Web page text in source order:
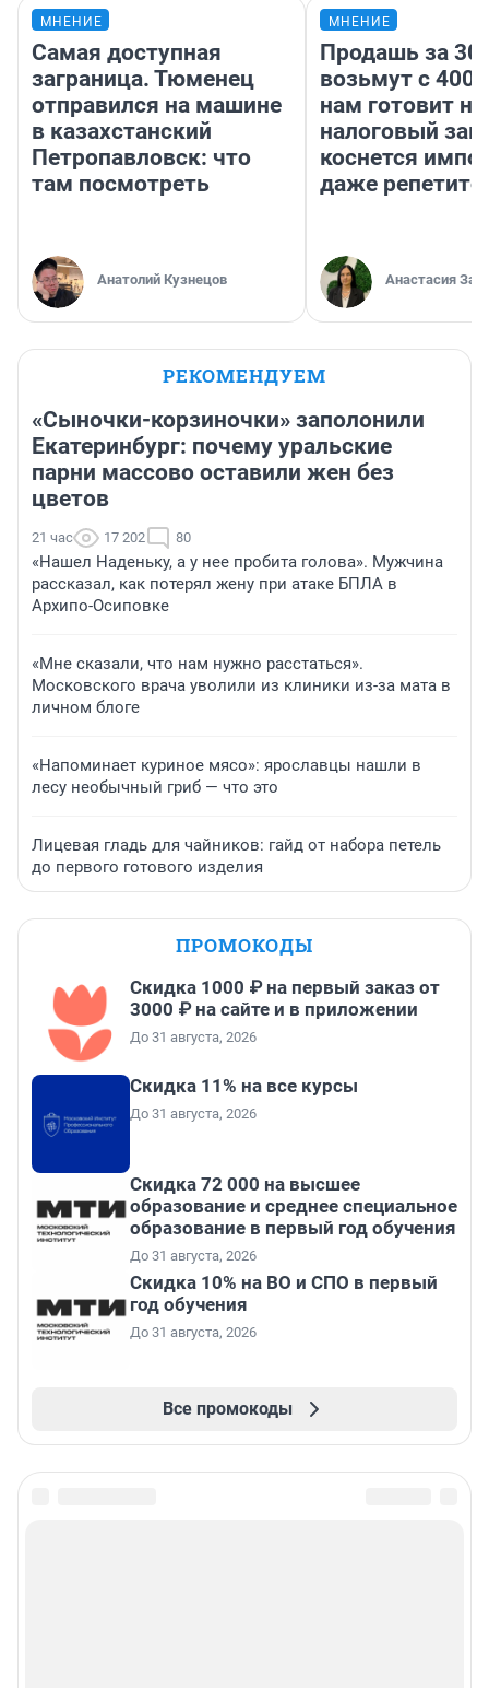
МНЕНИЕ
Самая доступная
заграница. Тюменец
отправился на машине
в казахстанский
Петропавловск: что
там посмотреть
Анатолий Кузнецов
МНЕНИЕ
Продашь за
возьмут с
нам готовит
налоговый
коснется
даже
Анастасия
РЕКОМЕНДУЕМ
«Сыночки-корзиночки» заполонили
Екатеринбург: почему уральские
парни массово оставили жен без
цветов
21 час 17 202 80
«Нашел Наденьку, а у нее пробита голова». Мужчина
рассказал, как потерял жену при атаке БПЛА в
Архипо-Осиповке
«Мне сказали, что нам нужно расстаться».
Московского врача уволили из клиники из-за мата в
личном блоге
«Напоминает куриное мясо»: ярославцы нашли в
лесу необычный гриб — что это
Лицевая гладь для чайников: гайд от набора петель
до первого готового изделия
ПРОМОКОДЫ
Скидка 1000 ₽ на первый заказ от
3000 ₽ на сайте и в приложении
До 31 августа, 2026
Скидка 11% на все курсы
До 31 августа, 2026
Скидка 72 000 на высшее
образование и среднее специальное
образование в первый год обучения
До 31 августа, 2026
Скидка 10% на ВО и СПО в первый
год обучения
До 31 августа, 2026
Все промокоды